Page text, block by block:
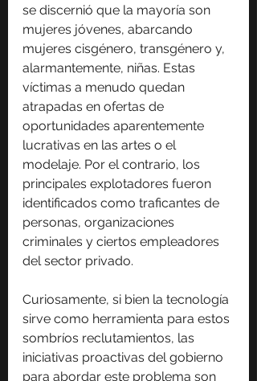
se discernió que la mayoría son
mujeres jóvenes, abarcando
mujeres cisgénero, transgénero y,
alarmantemente, niñas. Estas
víctimas a menudo quedan
atrapadas en ofertas de
oportunidades aparentemente
lucrativas en las artes o el
modelaje. Por el contrario, los
principales explotadores fueron
identificados como traficantes de
personas, organizaciones
criminales y ciertos empleadores
del sector privado.
Curiosamente, si bien la tecnología
sirve como herramienta para estos
sombríos reclutamientos, las
iniciativas proactivas del gobierno
para abordar este problema son